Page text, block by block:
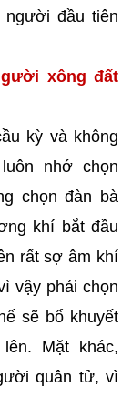
đầu tiên
xông đất
kỳ và không
nhớ chọn
chọn đàn bà
khí bắt đầu
rất sợ âm khí
vậy phải chọn
sẽ bổ khuyết
Mặt khác,
quân tử, vì